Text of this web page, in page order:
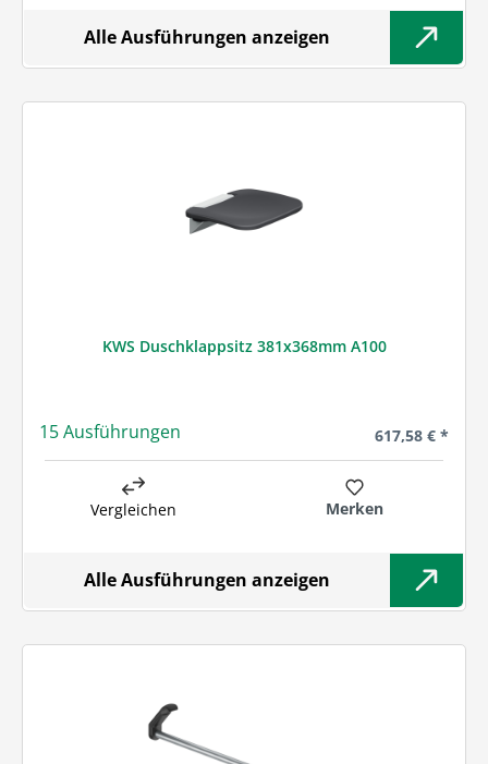
Alle Ausführungen anzeigen
KWS Duschklappsitz 381x368mm A100
15 Ausführungen Regulärer
617,58 € *
Vergleichen Merken
Alle Ausführungen anzeigen